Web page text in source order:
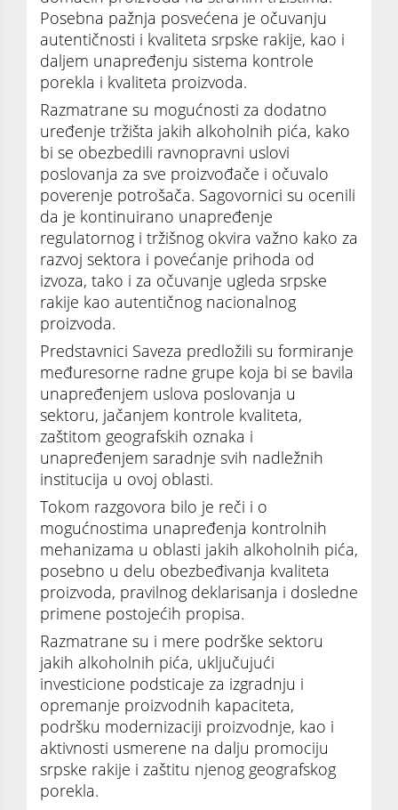
Posebna pažnja posvećena je očuvanju
autentičnosti i kvaliteta srpske rakije, kao i
daljem unapređenju sistema kontrole
porekla i kvaliteta proizvoda.
Razmatrane su mogućnosti za dodatno
uređenje tržišta jakih alkoholnih pića, kako
bi se obezbedili ravnopravni uslovi
poslovanja za sve proizvođače i očuvalo
poverenje potrošača. Sagovornici su ocenili
da je kontinuirano unapređenje
regulatornog i tržišnog okvira važno kako za
razvoj sektora i povećanje prihoda od
izvoza, tako i za očuvanje ugleda srpske
rakije kao autentičnog nacionalnog
proizvoda.
Predstavnici Saveza predložili su formiranje
međuresorne radne grupe koja bi se bavila
unapređenjem uslova poslovanja u
sektoru, jačanjem kontrole kvaliteta,
zaštitom geografskih oznaka i
unapređenjem saradnje svih nadležnih
institucija u ovoj oblasti.
Tokom razgovora bilo je reči i o
mogućnostima unapređenja kontrolnih
mehanizama u oblasti jakih alkoholnih pića,
posebno u delu obezbeđivanja kvaliteta
proizvoda, pravilnog deklarisanja i dosledne
primene postojećih propisa.
Razmatrane su i mere podrške sektoru
jakih alkoholnih pića, uključujući
investicione podsticaje za izgradnju i
opremanje proizvodnih kapaciteta,
podršku modernizaciji proizvodnje, kao i
aktivnosti usmerene na dalju promociju
srpske rakije i zaštitu njenog geografskog
porekla.